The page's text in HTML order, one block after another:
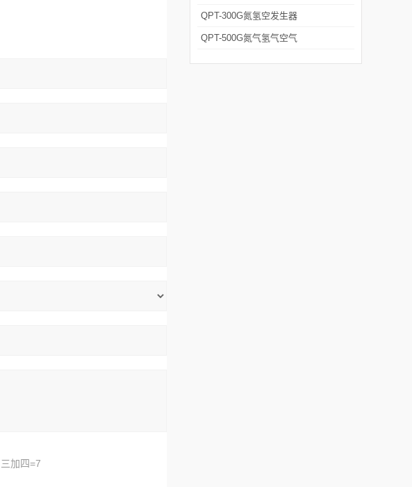
机
QPT-300G氮氢空发生器
厂家
QPT-500G氮气氢气空气
加四=7